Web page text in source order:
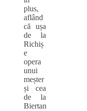
plus,
aflând
că ușa
de la
Richiș
e
opera
unui
meșter
și cea
de la
Biertan